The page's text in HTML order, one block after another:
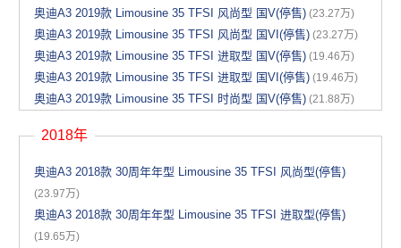
奥迪A3 2019款 Limousine 35 TFSI 风尚型 国V(停售) (23.27万)
奥迪A3 2019款 Limousine 35 TFSI 风尚型 国VI(停售) (23.27万)
奥迪A3 2019款 Limousine 35 TFSI 进取型 国V(停售) (19.46万)
奥迪A3 2019款 Limousine 35 TFSI 进取型 国VI(停售) (19.46万)
奥迪A3 2019款 Limousine 35 TFSI 时尚型 国V(停售) (21.88万)
2018年
奥迪A3 2018款 30周年年型 Limousine 35 TFSI 风尚型(停售)
(23.97万)
奥迪A3 2018款 30周年年型 Limousine 35 TFSI 进取型(停售)
(19.65万)